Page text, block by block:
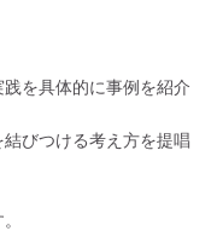
を具体的に事例を紹介
びつける考え方を提唱